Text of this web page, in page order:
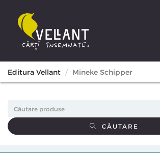
Editura Vellant Mineke Schipper
CĂUTARE